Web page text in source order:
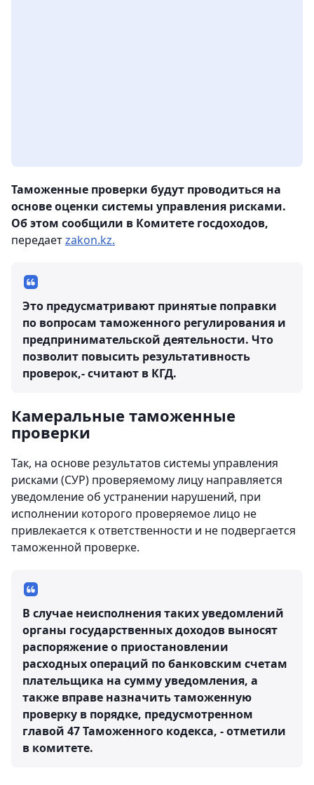
Таможенные проверки будут проводиться на
основе оценки системы управления рисками.
Об этом сообщили в Комитете госдоходов,
передаетzakon.kz.
Это предусматривают принятые поправки
по вопросам таможенного регулирования и
предпринимательской деятельности. Что
позволит повысить результативность
проверок,- считают в КГД.
Камеральные таможенные
проверки
Так, на основе результатов системы управления
рисками (СУР) проверяемому лицу направляется
уведомление об устранении нарушений, при
исполнении которого проверяемое лицо не
привлекается к ответственности и не подвергается
таможенной проверке.
В случае неисполнения таких уведомлений
органы государственных доходов выносят
распоряжение о приостановлении
расходных операций по банковским счетам
плательщика на сумму уведомления, а
также вправе назначить таможенную
проверку в порядке, предусмотренном
главой 47 Таможенного кодекса, - отметили
в комитете.